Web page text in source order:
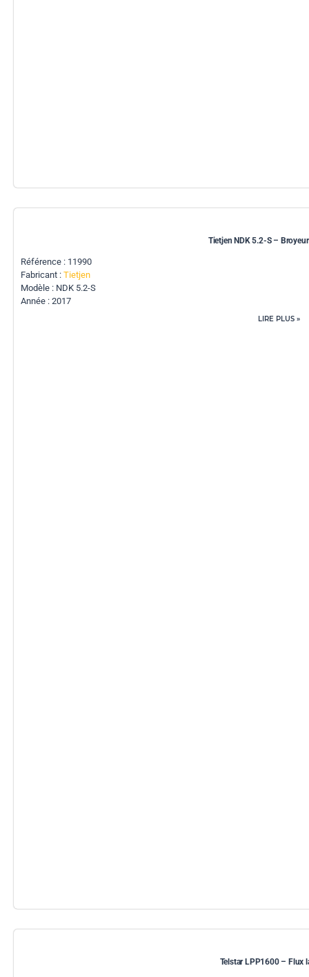
Tietjen NDK 5.2-S –
Référence : 11990
Fabricant : Tietjen
Modèle : NDK 5.2-S
Année : 2017
LIRE PLUS »
Telstar LPP1600 – Flux